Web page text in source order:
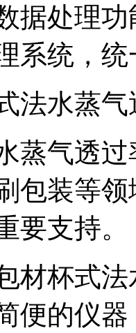
据处理
系统，
法水蒸
蒸气透
包装等
要支持。
材杯式
便的仪